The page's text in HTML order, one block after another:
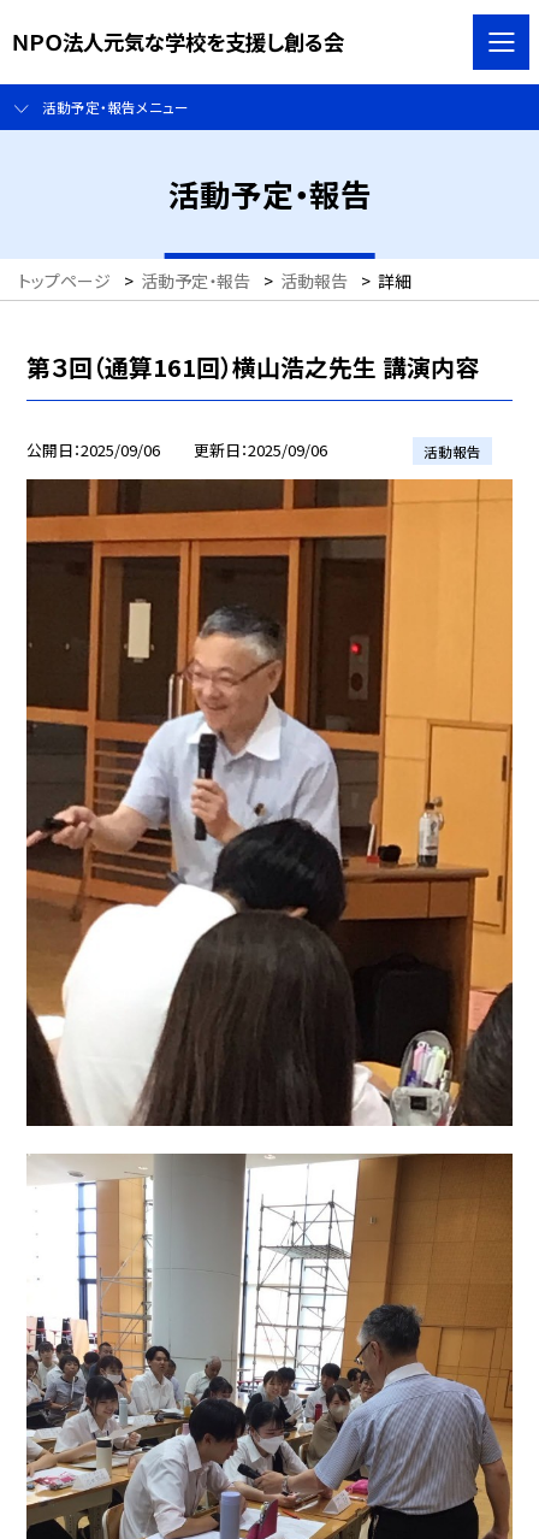
ＮＰＯ法人元気な学校を支援し創る会
活動予定・報告メニュー
活動予定・報告
トップページ > 活動予定・報告 > 活動報告 > 詳細
第３回（通算161回）横山浩之先生 講演内容
公開日 2025/09/06 更新日 2025/09/06 活動報告